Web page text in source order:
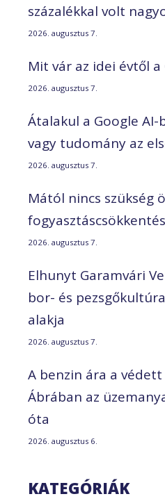
százalékkal volt
2026. augusztus 7.
Mit vár az idei évtől a
2026. augusztus 7.
Átalakul a Google
vagy tudomány az
2026. augusztus 7.
Mától nincs szükség
2026. augusztus 7.
Elhunyt Garamvári
bor- és
alakja
2026. augusztus 7.
A benzin ára a
Ábrában az
óta
2026. augusztus 6.
KATEGÓRIÁK